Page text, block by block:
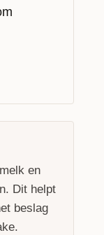
en
Dit helpt
beslag